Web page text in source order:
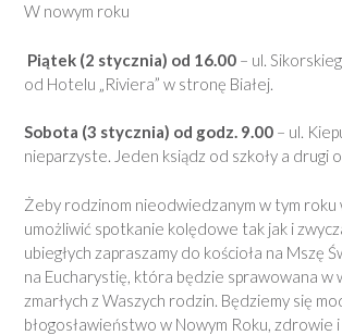
W nowym roku
Piątek (2 stycznia) od 16.00 – ul.
od Hotelu „Riviera” w stronę Białej.
Sobota (3 stycznia) od godz. 9.00 – ul.
nieparzyste. Jeden ksiądz od szkoły a drugi
Żeby rodzinom nieodwiedzanym w tym roku
umożliwić spotkanie kolędowe tak jak i
ubiegłych zapraszamy do kościoła na Mszę
na Eucharystię, która będzie sprawowana w
zmarłych z Waszych rodzin. Będziemy się
błogosławieństwo w Nowym Roku, zdrowie